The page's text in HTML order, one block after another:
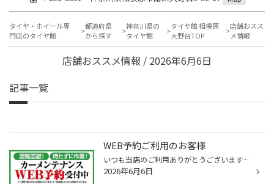
タイヤ・ホイール専
門店のタイヤ館
都道府県
から探す
神奈川県の
タイヤ館
タイヤ館 相模原
大野台TOP
店舗おスス
メ情報
店舗おススメ情報 / 2026年6月6日
記事一覧
WEB予約ご利用のお客様
いつも当店のご利用ありがとうございます。 WEB予約ご利用のお客様へお知らせとなります。 作業のご予約を入れるときに、希望日時にて予約が出来ない事があると思います。 その時はその時間に作業予約が入っている為ご予約が出来ません。 稀に相談予約にて作業の予約を入れる方がいらっしゃいますが...
2026年6月6日